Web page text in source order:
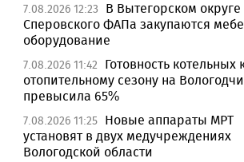
7.08.2026 12:23
В Вытегорском округе
Сперовского ФАПа закупаются
оборудование
7.08.2026 11:42
Готовность котельных
отопительному сезону на
превысила 65%
7.08.2026 11:25 Новые аппараты МРТ
установят в двух медучреждениях
Вологодской области